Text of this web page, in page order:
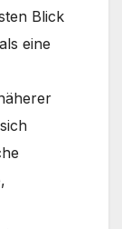
Blick
eine